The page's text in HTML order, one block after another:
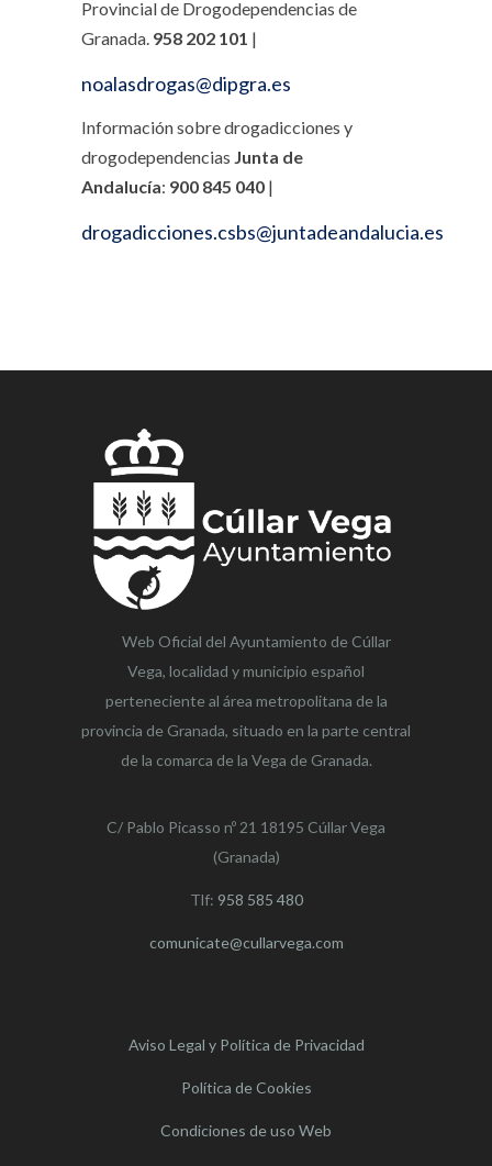
Provincial de Drogodependencias de
Granada. 958 202 101 |
noalasdrogas@dipgra.es
Información sobre drogadicciones y
drogodependencias Junta de
Andalucía: 900 845 040 |
drogadicciones.csbs@juntadeandalucia.es
Web Oficial del Ayuntamiento de Cúllar
Vega, localidad y municipio español
perteneciente al área metropolitana de la
provincia de Granada, situado en la parte central
de la comarca de la Vega de Granada.
C/ Pablo Picasso nº 21 18195 Cúllar Vega
(Granada)
Tlf: 958 585 480
comunicate@cullarvega.com
Aviso Legal y Política de Privacidad
Política de Cookies
Condiciones de uso Web